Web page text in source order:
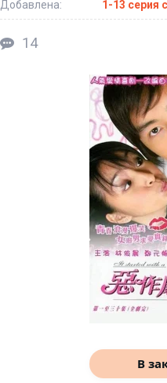
Добавлена: 1-13 серия
14
В